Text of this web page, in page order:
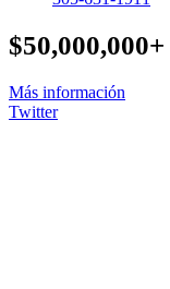
$50,000,000+
Más información
Twitter